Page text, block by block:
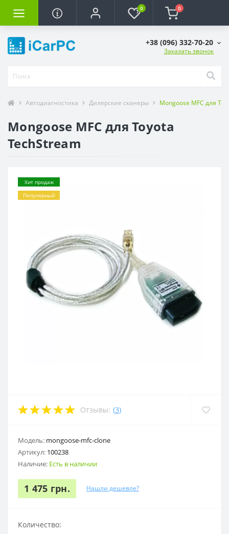
0 0
+38 (096) 332-70-20
Заказать звонок
Автодиагностика Дилерские сканеры Mongoose MFC для
Mongoose MFC для Toyota
TechStream
Хит продаж
Популярный
Отзывы: (3)
Модель: mongoose-mfc-clone
Артикул: 100238
Наличие: Есть в наличии
1 475 грн. Нашли дешевле?
Количество: